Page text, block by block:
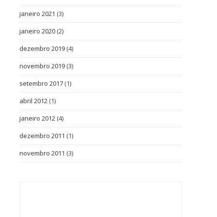
janeiro 2021 (3)
janeiro 2020 (2)
dezembro 2019 (4)
novembro 2019 (3)
setembro 2017 (1)
abril 2012 (1)
janeiro 2012 (4)
dezembro 2011 (1)
novembro 2011 (3)